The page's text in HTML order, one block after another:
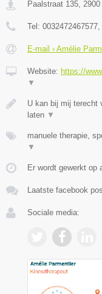
Paalstraat 135 2900
Tel: 0032472467577
E-mail › Amélie
Website: https://
▼
U kan bij mij terecht
laten ▼
manuele therapie,
▼
Er wordt gewerkt op
Laatste facebook
Sociale media: